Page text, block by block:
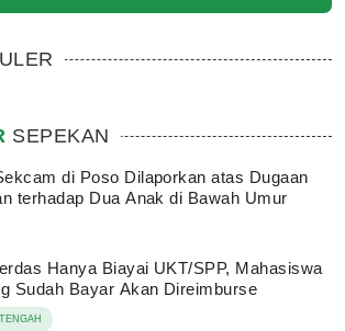
SEPEKAN
di Poso Dilaporkan atas Dugaan
terhadap Dua Anak di Bawah Umur
Hanya Biayai UKT/SPP, Mahasiswa
Sudah Bayar Akan Direimburse